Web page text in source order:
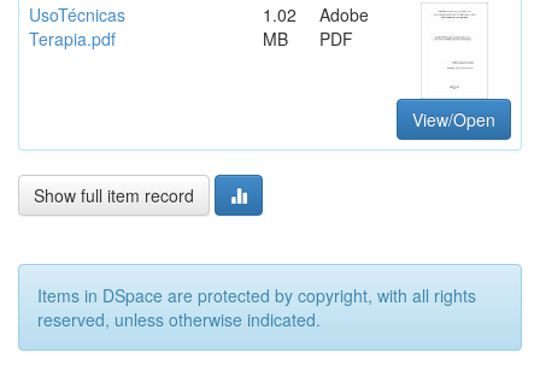
UsoTécnicas
Terapia.pdf
1.02
MB
Adobe
PDF
View/Open
Show full item record
Items in DSpace are protected by copyright, with all rights
reserved, unless otherwise indicated.